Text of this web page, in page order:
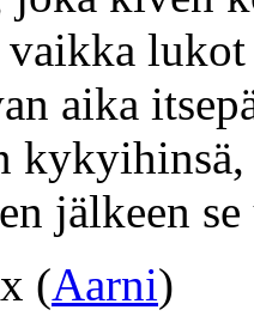
aika
jälkeen
(Aarni)